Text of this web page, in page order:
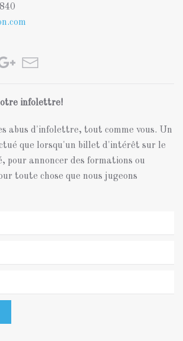
infolettre!
abus d'infolettre, tout comme vous. Un
que lorsqu'un billet d'intérêt sur le
pour annoncer des formations ou
toute chose que nous jugeons